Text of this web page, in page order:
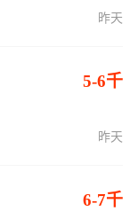
昨天
5-6千
昨天
6-7千